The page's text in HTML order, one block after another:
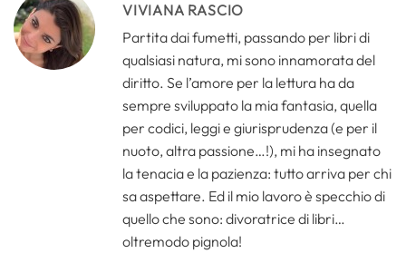
VIVIANA RASCIO
Partita dai fumetti, passando per libri di
qualsiasi natura, mi sono innamorata del
diritto. Se l’amore per la lettura ha da
sempre sviluppato la mia fantasia, quella
per codici, leggi e giurisprudenza (e per il
nuoto, altra passione…!), mi ha insegnato
la tenacia e la pazienza: tutto arriva per chi
sa aspettare. Ed il mio lavoro è specchio di
quello che sono: divoratrice di libri…
oltremodo pignola!